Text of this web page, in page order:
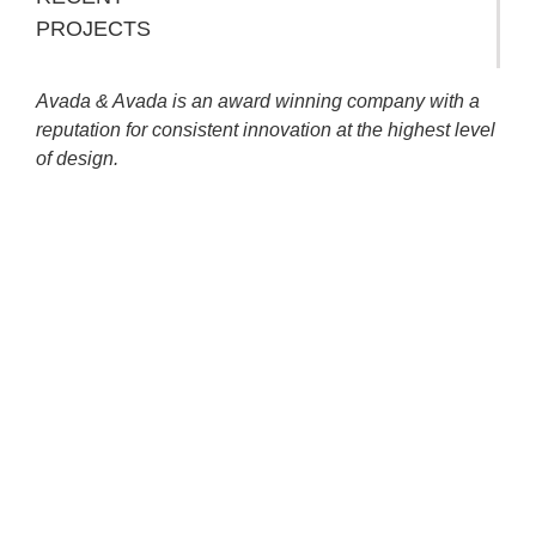
PROJECTS
Avada & Avada is an award winning company with a
reputation for consistent innovation at the highest level
of design.